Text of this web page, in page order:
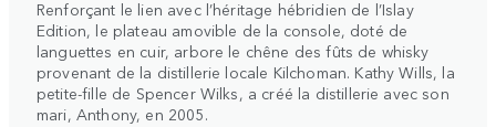
Renforçant le lien avec l’héritage hébridien de l’Islay
Edition, le plateau amovible de la console, doté de
languettes en cuir, arbore le chêne des fûts de whisky
provenant de la distillerie locale Kilchoman. Kathy Wills, la
petite-fille de Spencer Wilks, a créé la distillerie avec son
mari, Anthony, en 2005.